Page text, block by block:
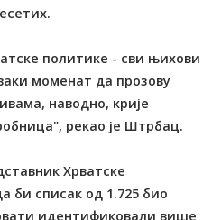
политике - сви њихови
моменат да прозову
наводно, крије
рекао је Штрбац.
Хрватске
би списак од 1.725 био
идентификовали више